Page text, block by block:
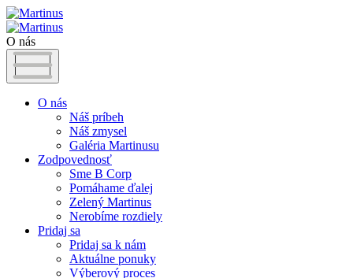
O nás
O nás
Náš príbeh
Náš zmysel
Galéria Martinusu
Zodpovednosť
Sme B Corp
Pomáhame ďalej
Zelený Martinus
Nerobíme rozdiely
Pridaj sa
Pridaj sa k nám
Aktuálne ponuky
Výberový proces